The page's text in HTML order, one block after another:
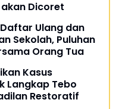
Dicoret
Ulang dan
Sekolah, Puluhan
Orang Tua
Kasus
Langkap Tebo
Restoratif